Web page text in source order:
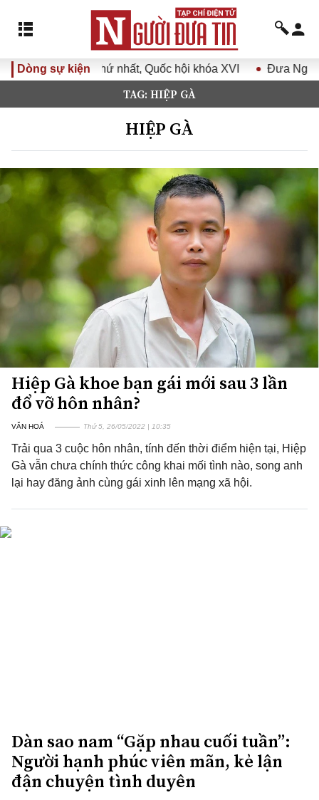
Dòng sự kiện
Quốc hội khóa XVI Đưa Nghị quyết Đại hội Đảng
TAG: HIỆP GÀ
HIỆP GÀ
Hiệp Gà khoe bạn gái mới sau 3 lần
đổ vỡ hôn nhân?
VĂN HOÁ Thứ 5, 26/05/2022 | 10:35
Trải qua 3 cuộc hôn nhân, tính đến thời điểm hiện tại, Hiệp
Gà vẫn chưa chính thức công khai mối tình nào, song anh
lại hay đăng ảnh cùng gái xinh lên mạng xã hội.
Dàn sao nam “Gặp nhau cuối tuần”:
Người hạnh phúc viên mãn, kẻ lận
đận chuyện tình duyên